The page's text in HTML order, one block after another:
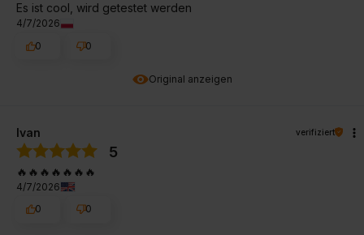
Original anzeigen
Es ist cool, wird getestet werden
4/7/2026
0
0
Ivan verifiziert
5
🔥🔥🔥🔥🔥🔥🔥
4/7/2026
0
0